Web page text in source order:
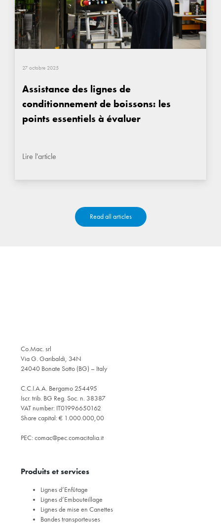
27 octobre 2025
Assistance des lignes de
conditionnement de boissons: les
points essentiels à évaluer
Lire l'article
Read all articles
Co.Mac. srl
Via G. Garibaldi, 34N
24040 Bonate Sotto (BG) – Italy
C.C.I.A.A. Bergamo 254495
Iscr. trib. BG Reg. Soc. n. 38387
VAT number: IT01996650162
Share capital: € 1.000.000,00
PEC: comac@pec.comacitalia.it
Produits et services
Lignes d’Enfûtage
Lignes d’Embouteillage
Lignes de mise en Canettes
Bandes transporteuses